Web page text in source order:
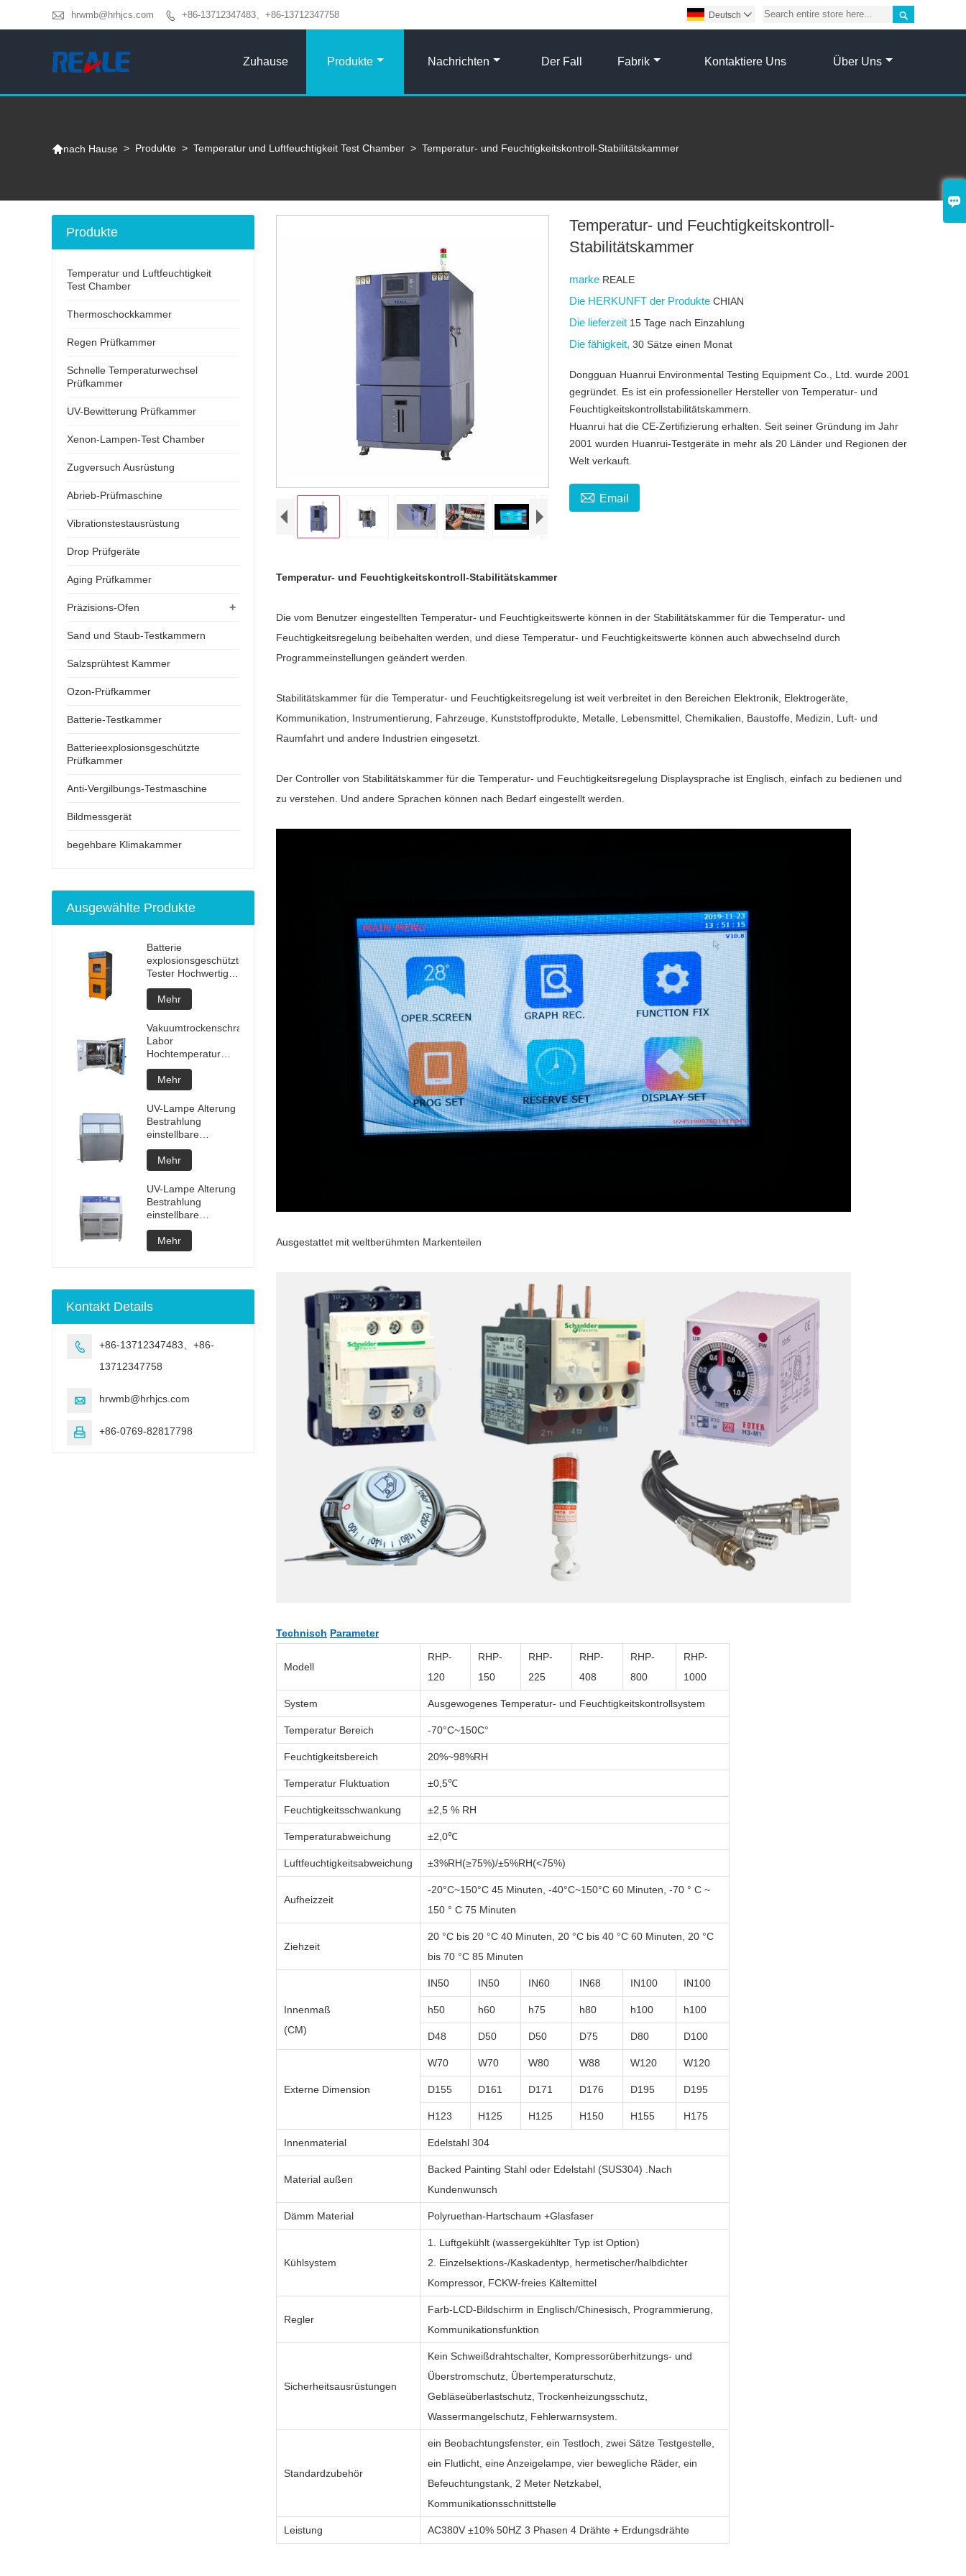

 hrwmb@hrhjcs.com  +86-13712347483、+86-13712347758 
Deutsch 
Zuhause Produkte Nachrichten Der Fall Fabrik Kontaktiere Uns Über Uns
nach Hause > Produkte > Temperatur und Luftfeuchtigkeit Test Chamber > Temperatur- und Feuchtigkeitskontroll-Stabilitätskammer
Temperatur- und Feuchtigkeitskontroll-
Stabilitätskammer
marke REALE
Die HERKUNFT der ProdukteCHIAN
Die lieferzeit 15 Tage nach Einzahlung
Die fähigkeit,30 Sätze einen Monat
Dongguan Huanrui Environmental Testing Equipment Co., Ltd. wurde 2001
gegründet. Es ist ein professioneller Hersteller von Temperatur- und
Feuchtigkeitskontrollstabilitätskammern.
Huanrui hat die CE-Zertifizierung erhalten. Seit seiner Gründung im Jahr
2001 wurden Huanrui-Testgeräte in mehr als 20 Länder und Regionen der
Welt verkauft.
 Email
Temperatur- und Feuchtigkeitskontroll-Stabilitätskammer
Die vom Benutzer eingestellten Temperatur- und Feuchtigkeitswerte können in der Stabilitätskammer für die Temperatur- und
Feuchtigkeitsregelung beibehalten werden, und diese Temperatur- und Feuchtigkeitswerte können auch abwechselnd durch
Programmeinstellungen geändert werden.
Stabilitätskammer für die Temperatur- und Feuchtigkeitsregelung ist weit verbreitet in den Bereichen Elektronik, Elektrogeräte,
Kommunikation, Instrumentierung, Fahrzeuge, Kunststoffprodukte, Metalle, Lebensmittel, Chemikalien, Baustoffe, Medizin, Luft- und
Raumfahrt und andere Industrien eingesetzt.
Der Controller von Stabilitätskammer für die Temperatur- und Feuchtigkeitsregelung Displaysprache ist Englisch, einfach zu bedienen und
zu verstehen. Und andere Sprachen können nach Bedarf eingestellt werden.
Ausgestattet mit weltberühmten Markenteilen
Technisch Parameter
Modell
RHP-
120
RHP-
150
RHP-
225
RHP-
408
RHP-
800
RHP-
1000
System Ausgewogenes Temperatur- und Feuchtigkeitskontrollsystem
Temperatur Bereich -70°C~150C°
Feuchtigkeitsbereich 20%~98%RH
Temperatur Fluktuation ±0,5℃
Feuchtigkeitsschwankung ±2,5 % RH
Temperaturabweichung ±2,0℃
Luftfeuchtigkeitsabweichung ±3%RH(≥75%)/±5%RH(<75%)
Aufheizzeit
-20°C~150°C 45 Minuten, -40°C~150°C 60 Minuten, -70 ° C ~
150 ° C 75 Minuten
Ziehzeit
20 °C bis 20 °C 40 Minuten, 20 °C bis 40 °C 60 Minuten, 20 °C
bis 70 °C 85 Minuten
Innenmaß
(CM)
IN50 IN50 IN60 IN68 IN100 IN100
h50 h60 h75 h80 h100 h100
D48 D50 D50 D75 D80 D100
Externe Dimension
W70 W70 W80 W88 W120 W120
D155 D161 D171 D176 D195 D195
H123 H125 H125 H150 H155 H175
Innenmaterial Edelstahl 304
Material außen
Backed Painting Stahl oder Edelstahl (SUS304) .Nach
Kundenwunsch
Dämm Material Polyruethan-Hartschaum +Glasfaser
Kühlsystem
1. Luftgekühlt (wassergekühlter Typ ist Option)
2. Einzelsektions-/Kaskadentyp, hermetischer/halbdichter
Kompressor, FCKW-freies Kältemittel
Regler
Farb-LCD-Bildschirm in Englisch/Chinesisch, Programmierung,
Kommunikationsfunktion
Sicherheitsausrüstungen
Kein Schweißdrahtschalter, Kompressorüberhitzungs- und
Überstromschutz, Übertemperaturschutz,
Gebläseüberlastschutz, Trockenheizungsschutz,
Wassermangelschutz, Fehlerwarnsystem.
Standardzubehör
ein Beobachtungsfenster, ein Testloch, zwei Sätze Testgestelle,
ein Flutlicht, eine Anzeigelampe, vier bewegliche Räder, ein
Befeuchtungstank, 2 Meter Netzkabel,
Kommunikationsschnittstelle
Leistung AC380V ±10% 50HZ 3 Phasen 4 Drähte + Erdungsdrähte
Produkte
Temperatur und Luftfeuchtigkeit
Test Chamber
Thermoschockkammer
Regen Prüfkammer
Schnelle Temperaturwechsel
Prüfkammer
UV-Bewitterung Prüfkammer
Xenon-Lampen-Test Chamber
Zugversuch Ausrüstung
Abrieb-Prüfmaschine
Vibrationstestausrüstung
Drop Prüfgeräte
Aging Prüfkammer
+
Präzisions-Ofen
Sand und Staub-Testkammern
Salzsprühtest Kammer
Ozon-Prüfkammer
Batterie-Testkammer
Batterieexplosionsgeschützte
Prüfkammer
Anti-Vergilbungs-Testmaschine
Bildmessgerät
begehbare Klimakammer
Ausgewählte Produkte
Batterie
explosionsgeschützter
Tester Hochwertiger
tragbarer Batterie-
Laptop Lithium-
Strahlprüfung
Explosionstester
Batterietester
Herstellungspreis
Mehr
Vakuumtrockenschrank
Labor
Hochtemperatur
programmierbarer
Vakuumtrockenschrank
Vakuumentgasungskammer
Preis der
kundenspezifischen
Ofenvakuumtrocknungsanlage
Mehr
UV-Lampe Alterung
Bestrahlung
einstellbare
Testkammer
Maschine UV-
Verwitterung
Alterungskammer
UV-beschleunigter
Verwitterungstest
Mehr
UV-Lampe Alterung
Bestrahlung
einstellbare
Testkammer
Maschine UV-
Verwitterung
Bewitterung
Testmaschine
Mehr
Kontakt Details

+86-13712347483、+86-
13712347758
 hrwmb@hrhjcs.com
 +86-0769-82817798